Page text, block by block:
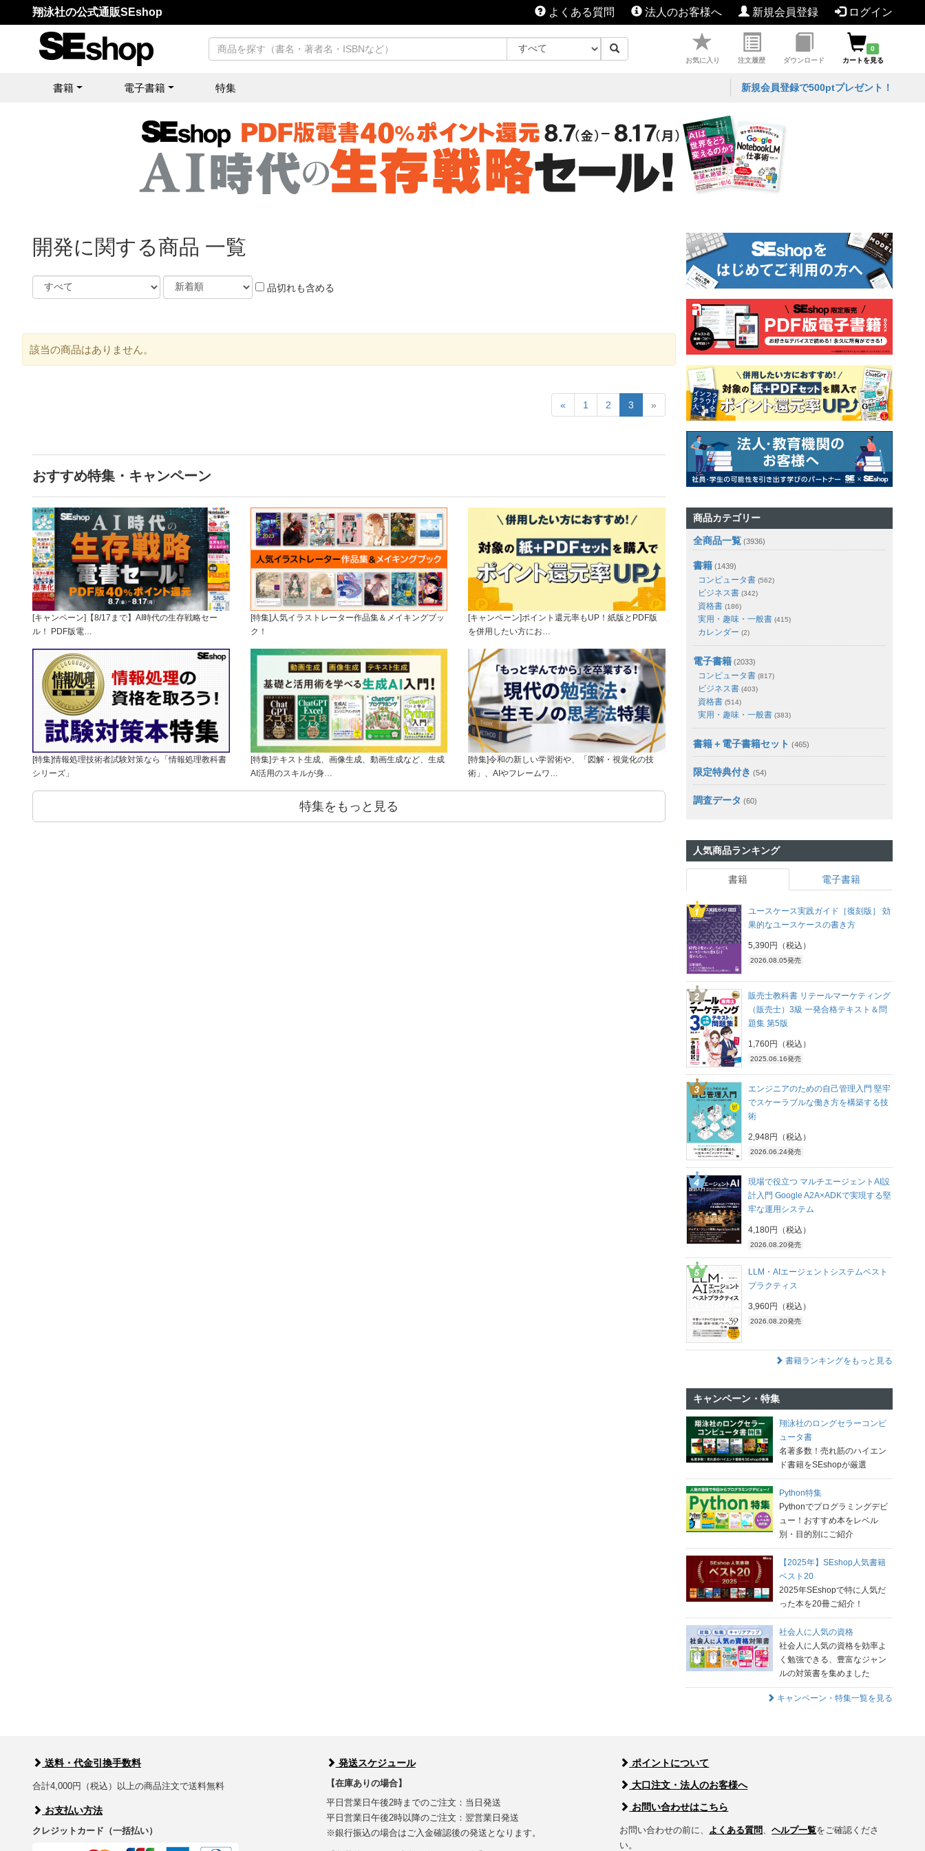
翔泳社の公式通販SEshop よくある質問 法人のお客様へ 新規会員登録 ログイン
お気に入り 注文履歴 ダウンロード
0
カートを見る
書籍 電子書籍 特集 新規会員登録で500ptプレゼント！
開発に関する商品 一覧
品切れも含める
該当の商品はありません。
« 1 2 3 »
おすすめ特集・キャンペーン
[キャンペーン]【8/17まで】AI時代の生存戦略セー
ル！ PDF版電…
[特集]人気イラストレーター作品集＆メイキングブッ
ク！
[キャンペーン]ポイント還元率もUP！紙版とPDF版
を併用したい方にお…
[特集]情報処理技術者試験対策なら「情報処理教科書
シリーズ」
[特集]テキスト生成、画像生成、動画生成など、生成
AI活用のスキルが身…
[特集]令和の新しい学習術や、「図解・視覚化の技
術」、AIやフレームワ…
特集をもっと見る
商品カテゴリー
全商品一覧 (3936)
書籍 (1439)
コンピュータ書 (562)
ビジネス書 (342)
資格書 (186)
実用・趣味・一般書 (415)
カレンダー (2)
電子書籍 (2033)
コンピュータ書 (817)
ビジネス書 (403)
資格書 (514)
実用・趣味・一般書 (383)
書籍＋電子書籍セット (465)
限定特典付き (54)
調査データ (60)
人気商品ランキング
書籍 電子書籍
ユースケース実践ガイド［復刻版］ 効
果的なユースケースの書き方
5,390円（税込）
2026.08.05発売
販売士教科書 リテールマーケティング
（販売士）3級 一発合格テキスト＆問
題集 第5版
1,760円（税込）
2025.06.16発売
エンジニアのための自己管理入門 堅牢
でスケーラブルな働き方を構築する技
術
2,948円（税込）
2026.06.24発売
現場で役立つ マルチエージェントAI設
計入門 Google A2A×ADKで実現する堅
牢な運用システム
4,180円（税込）
2026.08.20発売
LLM・AIエージェントシステムベスト
プラクティス
3,960円（税込）
2026.08.20発売
書籍ランキングをもっと見る
キャンペーン・特集
翔泳社のロングセラーコンピ
ュータ書
名著多数！売れ筋のハイエン
ド書籍をSEshopが厳選
Python特集
Pythonでプログラミングデビ
ュー！おすすめ本をレベル
別・目的別にご紹介
【2025年】SEshop人気書籍
ベスト20
2025年SEshopで特に人気だ
った本を20冊ご紹介！
社会人に人気の資格
社会人に人気の資格を効率よ
く勉強できる、豊富なジャン
ルの対策書を集めました
キャンペーン・特集一覧を見る
送料・代金引換手数料
合計4,000円（税込）以上の商品注文で送料無料
お支払い方法
クレジットカード（一括払い）
発送スケジュール
【在庫ありの場合】
平日営業日午後2時までのご注文：当日発送
平日営業日午後2時以降のご注文：翌営業日発送
※銀行振込の場合はご入金確認後の発送となります。
ポイントについて
大口注文・法人のお客様へ
お問い合わせはこちら
お問い合わせの前に、 よくある質問、ヘルプ一覧をご確認くださ
い。